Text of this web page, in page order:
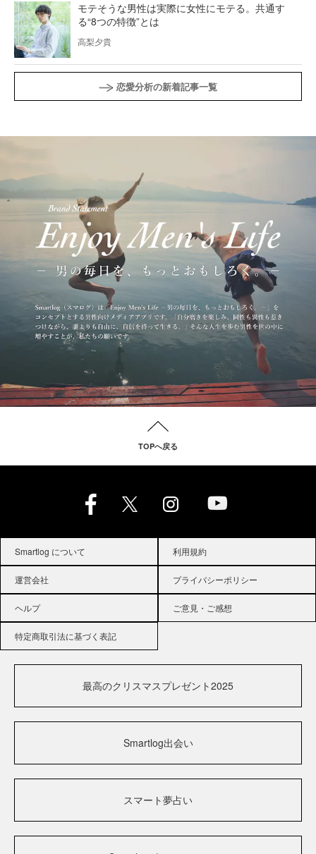
モテそうな男性は実際に女性にモテる。共通す
る“8つの特徴”とは
高梨夕貴
恋愛分析の新着記事一覧
TOPへ戻る
Smartlog について 利用規約
運営会社 プライバシーポリシー
ヘルプ ご意見・ご感想
特定商取引法に基づく表記
最高のクリスマスプレゼント2025
Smartlog出会い
スマート夢占い